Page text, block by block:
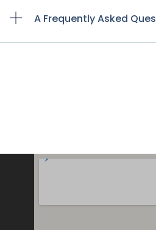
A Frequently Asked